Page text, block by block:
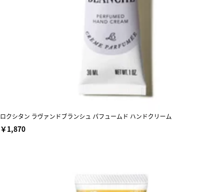
ロクシタン ラヴァンドブランシュ パフュームド ハンドクリーム
￥1,870